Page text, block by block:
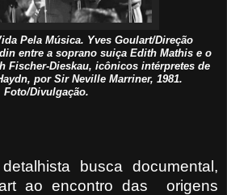
Pela Música. Yves Goulart/Direção
entre a soprano suiça Edith Mathis e o
Fischer-Dieskau, icônicos intérpretes de
por Sir Neville Marriner, 1981.
Foto/Divulgação.
busca documental,
ao encontro das origens